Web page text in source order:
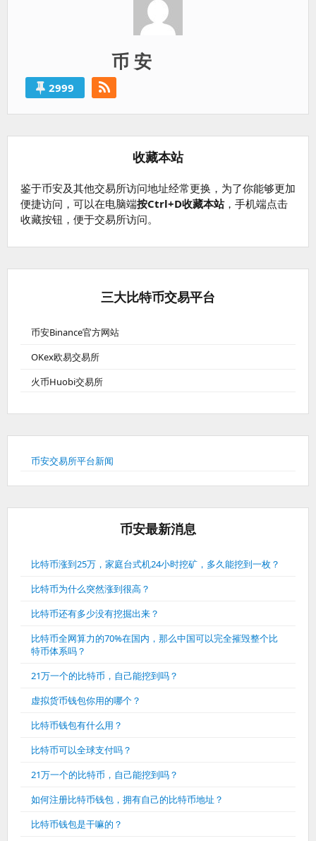
币 安
2999
收藏本站
鉴于币安及其他交易所访问地址经常更换，为了你能够更加
便捷访问，可以在电脑端按Ctrl+D收藏本站，手机端点击
收藏按钮，便于交易所访问。
三大比特币交易平台
币安Binance官方网站
OKex欧易交易所
火币Huobi交易所
币安交易所平台新闻
币安最新消息
比特币涨到25万，家庭台式机24小时挖矿，多久能挖到一枚？
比特币为什么突然涨到很高？
比特币还有多少没有挖掘出来？
比特币全网算力的70%在国内，那么中国可以完全摧毁整个比
特币体系吗？
21万一个的比特币，自己能挖到吗？
虚拟货币钱包你用的哪个？
比特币钱包有什么用？
比特币可以全球支付吗？
21万一个的比特币，自己能挖到吗？
如何注册比特币钱包，拥有自己的比特币地址？
比特币钱包是干嘛的？